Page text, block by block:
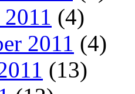
(4)
2011 (4)
(13)